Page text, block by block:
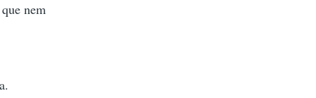
nem